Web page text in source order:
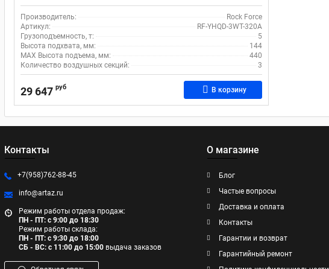
Производитель:
Rock Force
Артикул:
RF-YHQD-3WT-320A
Грузоподъемность, т:
5
Высота подхвата, мм:
144
MAX Высота подъема, мм:
440
Количество воздушных секций:
3
29 647 руб В корзину
Контакты
+7(958)762-88-45
info@artaz.ru
Режим работы отдела продаж:
ПН - ПТ: с 9:00 до 18:30
Режим работы склада:
ПН - ПТ: с 9:30 до 18:00
СБ - ВС: с 11:00 до 15:00 выдача заказов
О магазине
Блог
Частые вопросы
Доставка и оплата
Контакты
Гарантии и возврат
Гарантийный ремонт